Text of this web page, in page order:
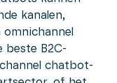
kanalen,
beste B2C-
chatbot-